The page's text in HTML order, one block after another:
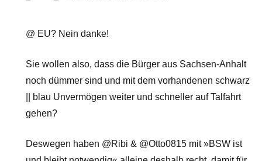
@ EU? Nein danke!
Sie wollen also, dass die Bürger aus Sachsen-Anhalt
noch dümmer sind und mit dem vorhandenen schwarz
|| blau Unvermögen weiter und schneller auf Talfahrt
gehen?
Deswegen haben @Ribi & @Otto0815 mit »BSW ist